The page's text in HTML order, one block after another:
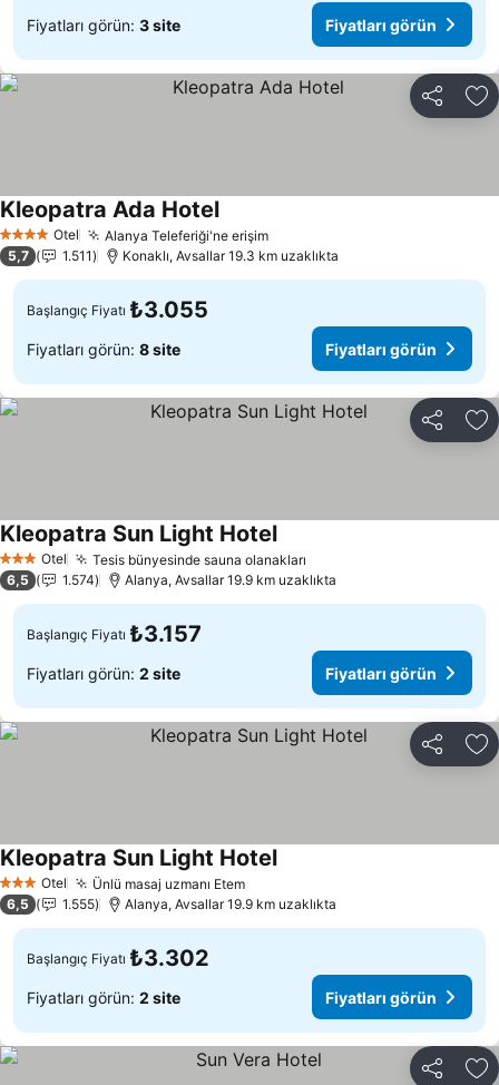
Fiyatları görün: 3 site Fiyatları görün
Paylaş
4 Yıldız Otel Alanya Teleferiği'ne erişimFiyatları görün
Kleopatra Ada HotelFiyatları görün
5,7 1.511 Konaklı, Avsallar 19.3 km uzaklıkta
Başlangıç Fiyatı ₺3.055
Fiyatları görün: 8 site Fiyatları görün
Paylaş
3 YıldızOtel Tesis bünyesinde sauna olanakları
Kleopatra Sun Light HotelFiyatları görün
6,5 1.574 Alanya, Avsallar 19.9 km uzaklıkta
Başlangıç Fiyatı ₺3.157
Fiyatları görün: 2 site Fiyatları görün
Paylaş
3 YıldızOtel Ünlü masaj uzmanı EtemFiyatları görün
Kleopatra Sun Light HotelFiyatları görün
6,5 1.555 Alanya, Avsallar 19.9 km uzaklıkta
Başlangıç Fiyatı ₺3.302
Fiyatları görün: 2 site Fiyatları görün
Paylaş